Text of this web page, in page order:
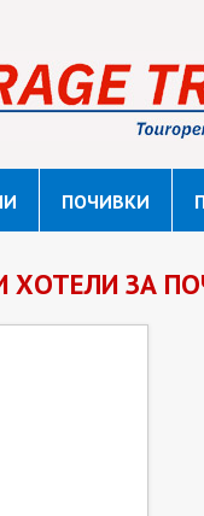
ПОЧИВКИ
ХОТЕЛИ ЗА